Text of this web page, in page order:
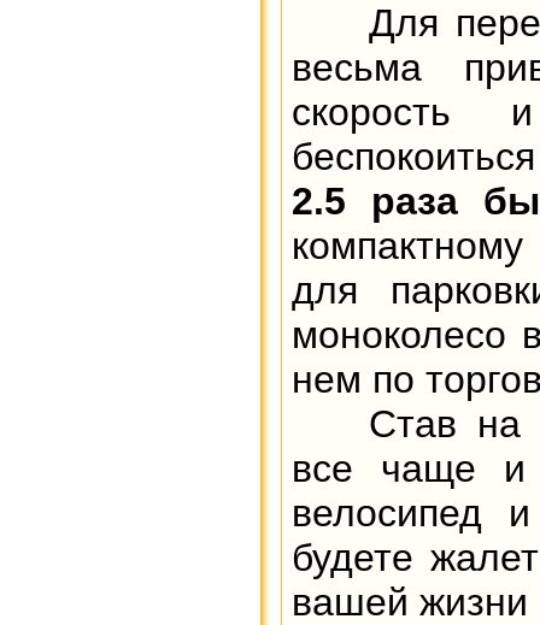
Для
весьма
скорость
2.5 раза
для
моноколесо
нем по
Став на
все чаще и
велосипед
будете
вашей жизни